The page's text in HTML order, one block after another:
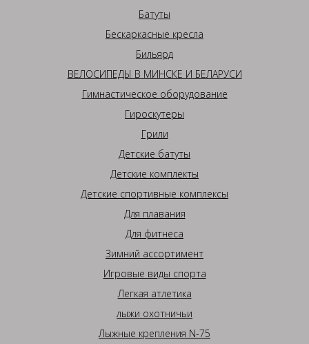
Батуты
Бескаркасные кресла
Бильярд
ВЕЛОСИПЕДЫ В МИНСКЕ И БЕЛАРУСИ
Гимнастическое оборудование
Гироскутеры
Грили
Детские батуты
Детские комплекты
Детские спортивные комплексы
Для плавания
Для фитнеса
Зимний ассортимент
Игровые виды спорта
Легкая атлетика
лыжи охотничьи
Лыжные крепления N-75